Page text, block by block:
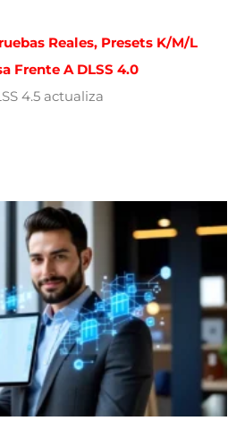
Reales, Presets K/M/L
Frente A DLSS 4.0
4.5 actualiza